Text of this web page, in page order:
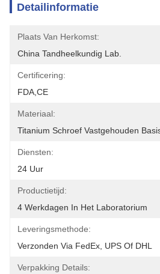
Detailinformatie
Plaats Van Herkomst:
China Tandheelkundig Lab.
Certificering:
FDA,CE
Materiaal:
Titanium Schroef Vastgehouden
Diensten:
24 Uur
Productietijd:
4 Werkdagen In Het Laboratorium
Leveringsmethode:
Verzonden Via FedEx, UPS Of DHL
Verpakking Details: